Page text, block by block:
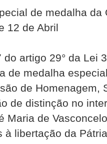
de medalha da
12 de Abril
do artigo 29° da Lei
de medalha
de Homenagem,
de distinção no
de
à libertação da